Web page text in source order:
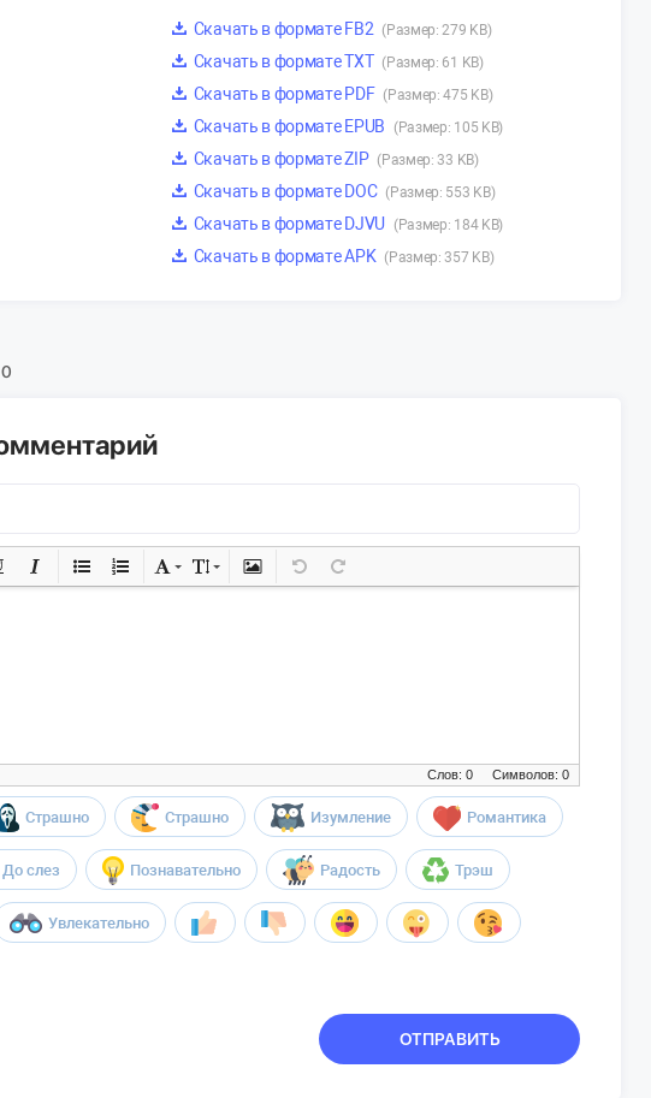
Скачать в формате FB2 (Размер: 279 KB)
Скачать в формате TXT (Размер: 61 KB)
Скачать в формате PDF (Размер: 475 KB)
Скачать в формате EPUB (Размер: 105 KB)
Скачать в формате ZIP (Размер: 33 KB)
Скачать в формате DOC (Размер: 553 KB)
Скачать в формате DJVU (Размер: 184 KB)
Скачать в формате APK (Размер: 357 KB)
0
Символов: 0
Слов: 0
Страшно Страшно Изумление Романтика
До слез Познавательно Радость Трэш
Увлекательно
ОТПРАВИТЬ